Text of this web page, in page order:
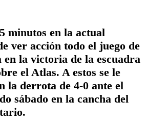
minutos en la actual
ver acción todo el juego de
la victoria de la escuadra
el Atlas. A estos se le
la derrota de 4-0 ante el
sábado en la cancha del